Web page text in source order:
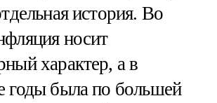
история. Во
носит
характер, а в
годы была по большей